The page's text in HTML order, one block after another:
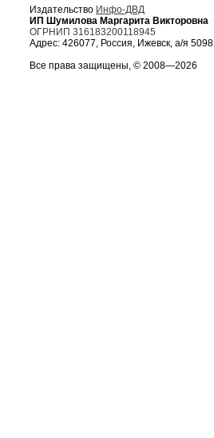
Издательство Инфо-ДВД
ИП Шумилова Маргарита Викторовна
ОГРНИП 316183200118945
Адрес: 426077, Россия, Ижевск, а/я 5098
Все права защищены, © 2008—2026